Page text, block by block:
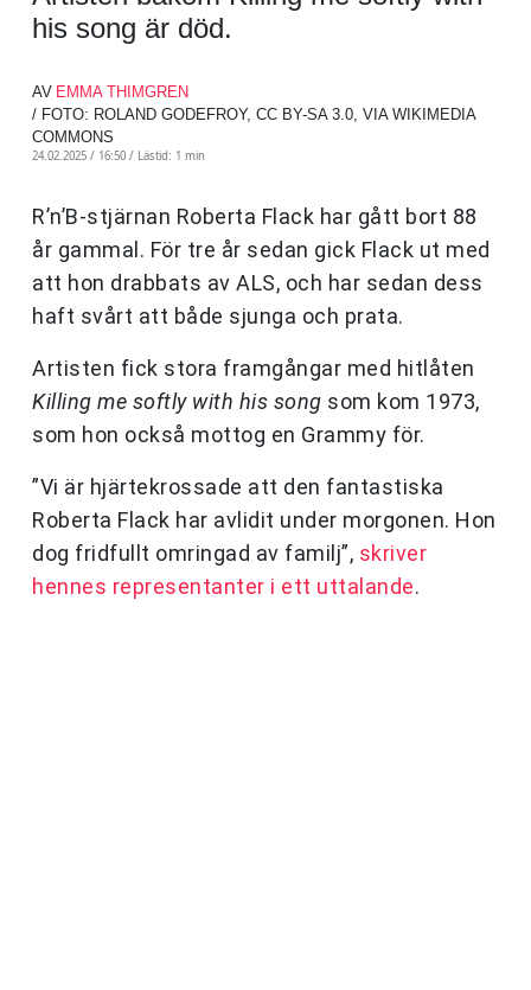
his song är död.
AV EMMA THIMGREN
/ FOTO: ROLAND GODEFROY, CC BY-SA 3.0, VIA WIKIMEDIA
COMMONS
24.02.2025 / 16:50 / Lästid: 1 min
R’n’B-stjärnan Roberta Flack har gått bort 88
år gammal. För tre år sedan gick Flack ut med
att hon drabbats av ALS, och har sedan dess
haft svårt att både sjunga och prata.
Artisten fick stora framgångar med hitlåten
Killing me softly with his song som kom 1973,
som hon också mottog en Grammy för.
”Vi är hjärtekrossade att den fantastiska
Roberta Flack har avlidit under morgonen. Hon
dog fridfullt omringad av familj”, skriver
hennes representanter i ett uttalande.